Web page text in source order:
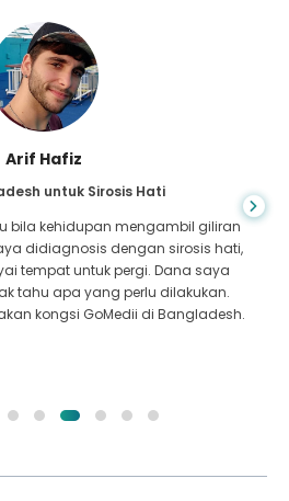
Arif Hafiz
untuk Sirosis Hati
bila kehidupan mengambil giliran
didiagnosis dengan sirosis hati,
tempat untuk pergi. Dana saya
tahu apa yang perlu dilakukan.
kongsi GoMedii di Bangladesh.